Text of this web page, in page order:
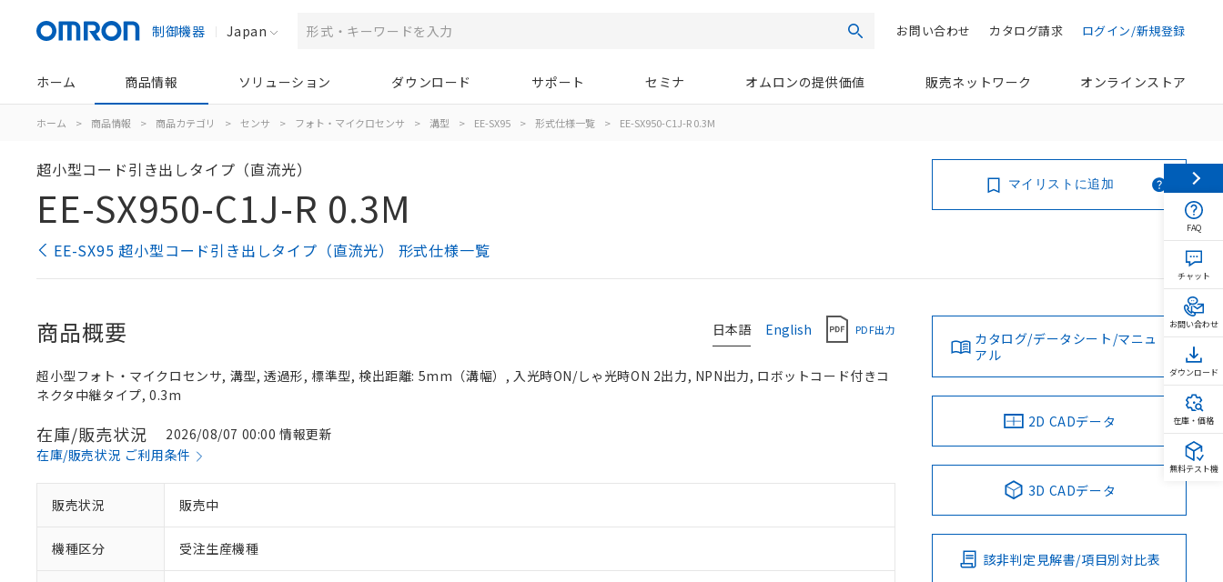
制御機器 Japan 検索 ログイン/新規登録
カタログ請求
お問い合わせ
ホーム 商品情報 ソリューション ダウンロード サポート セミナ オムロンの提供価値 販売ネットワーク オンラインストア
ホーム > 商品情報 > 商品カテゴリ > センサ > フォト・マイクロセンサ > 溝型 > EE-SX95 > 形式仕様一覧 > EE-SX950-C1J-R 0.3M
超小型コード引き出しタイプ（直流光）
EE-SX950-C1J-R 0.3M
EE-SX95 超小型コード引き出しタイプ（直流光） 形式仕様一覧
マイリストに追加
日本語 English PDF出力
商品概要
超小型フォト・マイクロセンサ, 溝型, 透過形, 標準型, 検出距離: 5mm（溝幅）, 入光時ON/しゃ光時ON 2出力, NPN出力, ロボットコード付きコ
ネクタ中継タイプ, 0.3m
在庫/販売状況
2026/08/07 00:00 情報更新
在庫/販売状況 ご利用条件
販売状況 販売中
機種区分 受注生産機種
カタログ/データシート/マニュ
アル
2D CADデータ
3D CADデータ
該非判定見解書/項目別対比表
FAQ
チャット
お問い合わせ
ダウンロード
在庫・価格
無料テスト機